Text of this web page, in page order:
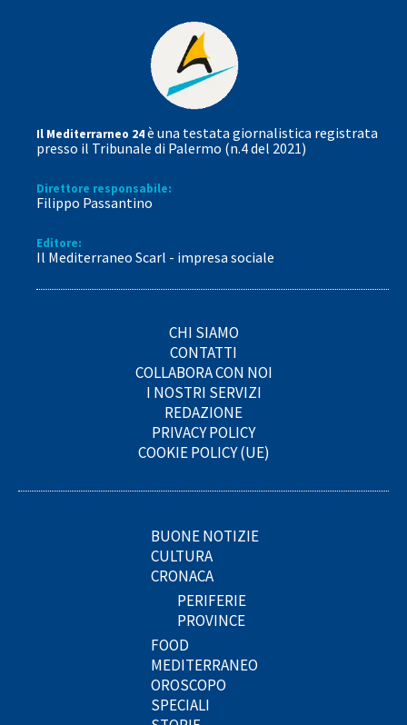
Il Mediterrarneo 24è una testata giornalistica registrata
presso il Tribunale di Palermo (n.4 del 2021)
Direttore responsabile:
Filippo Passantino
Editore:
Il Mediterraneo Scarl - impresa sociale
CHI SIAMO
CONTATTI
COLLABORA CON NOI
I NOSTRI SERVIZI
REDAZIONE
PRIVACY POLICY
COOKIE POLICY (UE)
BUONE NOTIZIE
CULTURA
CRONACA
PERIFERIE
PROVINCE
FOOD
MEDITERRANEO
OROSCOPO
SPECIALI